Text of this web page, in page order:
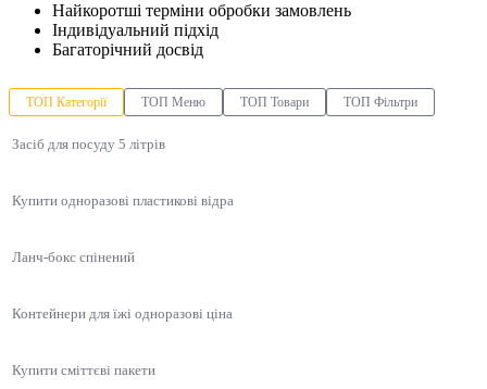
Найкоротші терміни обробки замовлень
Індивідуальний підхід
Багаторічний досвід
ТОП Категорії ТОП Меню ТОП Товари ТОП Фільтри
Засіб для посуду 5 літрів
Купити одноразові пластикові відра
Ланч-бокс спінений
Контейнери для їжі одноразові ціна
Купити сміттєві пакети